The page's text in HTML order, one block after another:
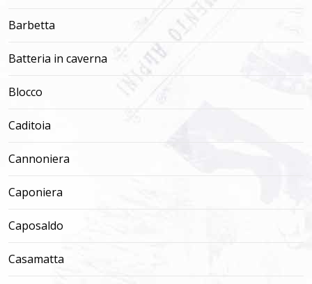
Barbetta
Batteria in caverna
Blocco
Caditoia
Cannoniera
Caponiera
Caposaldo
Casamatta